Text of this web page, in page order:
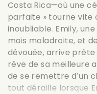
Costa Rica—où une
parfaite » tourne vite
inoubliable. Emily,
mais maladroite, et
dévouée, arrive
rêve de sa meilleure
de se remettre d’un
tout déraille lorsque